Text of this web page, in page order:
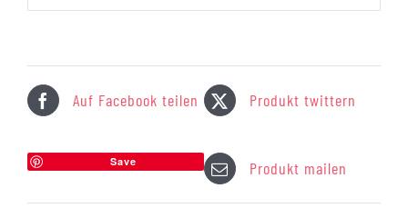
Auf Facebook teilen Produkt twittern
Save Produkt mailen